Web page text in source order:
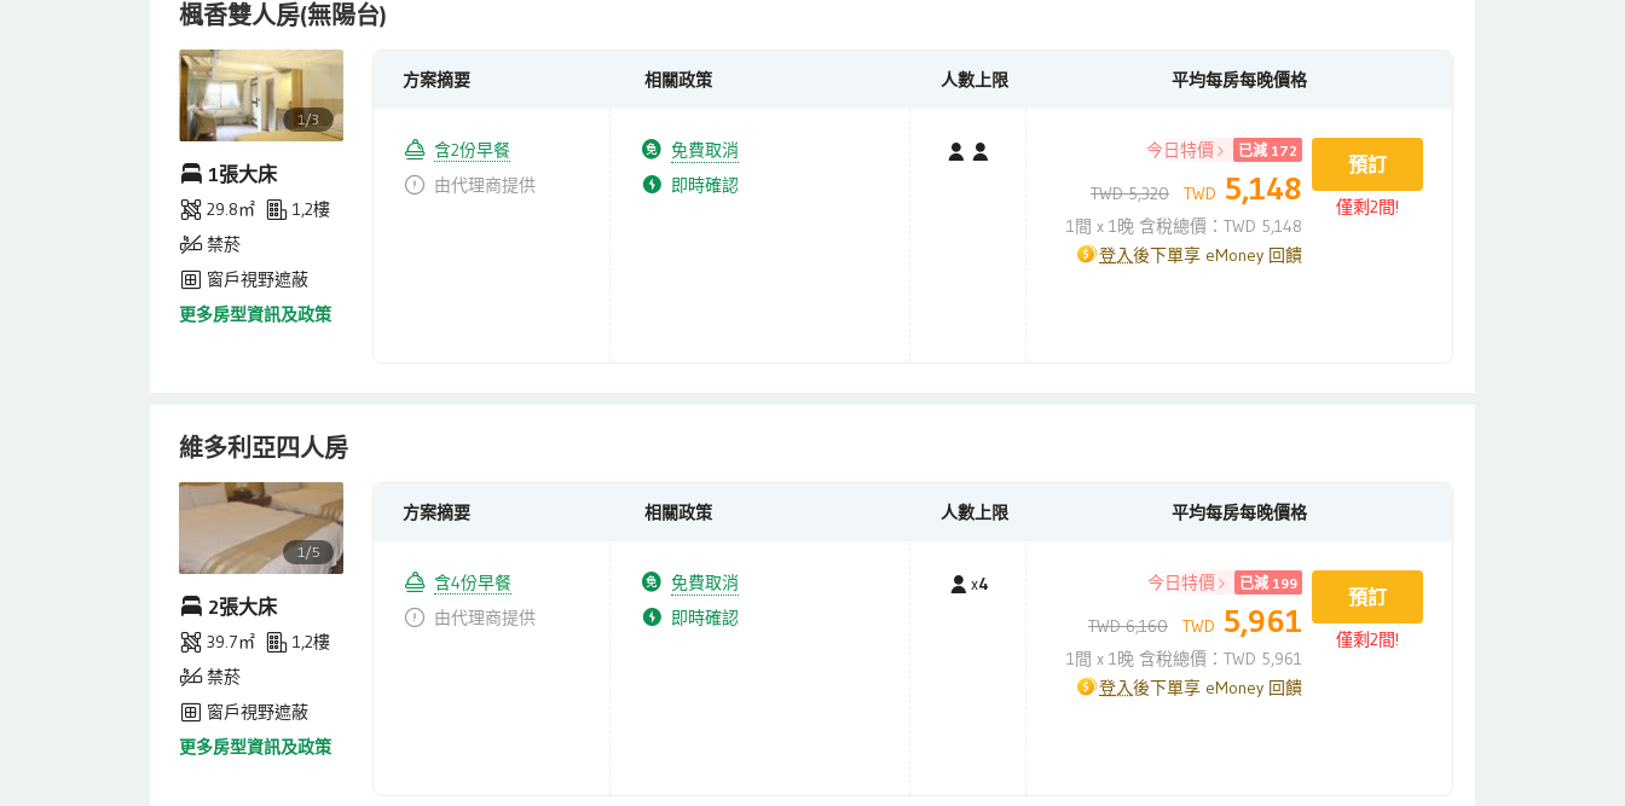
楓香雙人房(無陽台)
1/3
1張大床
29.8㎡
1,2樓
禁菸
窗戶視野遮蔽
更多房型資訊及政策
方案摘要 相關政策 人數上限 平均每房每晚價格
含2份早餐
由代理商提供
免費取消
即時確認
今日特價 已減 172
TWD 5,320 TWD 5,148
1間 x 1晚 含稅總價：TWD 5,148
登入後下單享 eMoney 回饋
預訂
僅剩2間!
維多利亞四人房
1/5
2張大床
39.7㎡
1,2樓
禁菸
窗戶視野遮蔽
更多房型資訊及政策
方案摘要 相關政策 人數上限 平均每房每晚價格
含4份早餐
由代理商提供
免費取消
即時確認
x4 今日特價 已減 199
TWD 6,160 TWD 5,961
1間 x 1晚 含稅總價：TWD 5,961
登入後下單享 eMoney 回饋
預訂
僅剩2間!